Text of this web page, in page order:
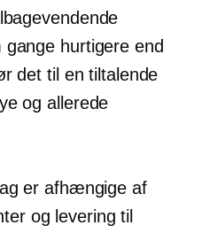
hurtigere end
det til en tiltalende
og allerede
er afhængige af
og levering til